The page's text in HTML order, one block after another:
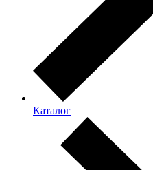
Каталог